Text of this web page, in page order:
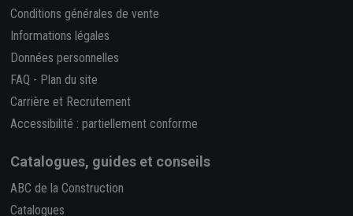
Conditions générales de vente
Informations légales
Données personnelles
FAQ - Plan du site
Carrière et Recrutement
Accessibilité : partiellement conforme
Catalogues, guides et conseils
ABC de la Construction
Catalogues